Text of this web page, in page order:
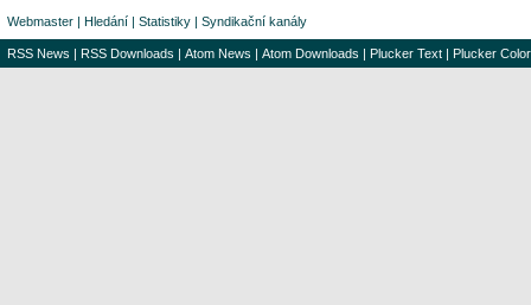
Webmaster | Hledání | Statistiky | Syndikační kanály
RSS News | RSS Downloads | Atom News | Atom Downloads | Plucker Text | Plucker Color